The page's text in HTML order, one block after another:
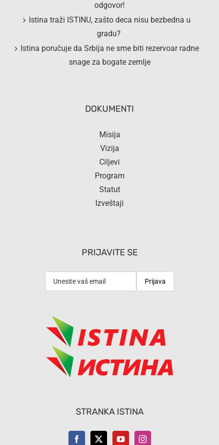
odgovor!
Istina traži ISTINU, zašto deca nisu bezbedna u
gradu?
Istina poručuje da Srbija ne sme biti rezervoar radne
snage za bogate zemlje
DOKUMENTI
Misija
Vizija
Ciljevi
Program
Statut
Izveštaji
PRIJAVITE SE
STRANKA ISTINA